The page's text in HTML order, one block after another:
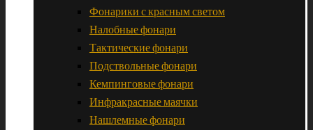
Фонарики с красным светом
Налобные фонари
Тактические фонари
Подствольные фонари
Кемпинговые фонари
Инфракрасные маячки
Нашлемные фонари